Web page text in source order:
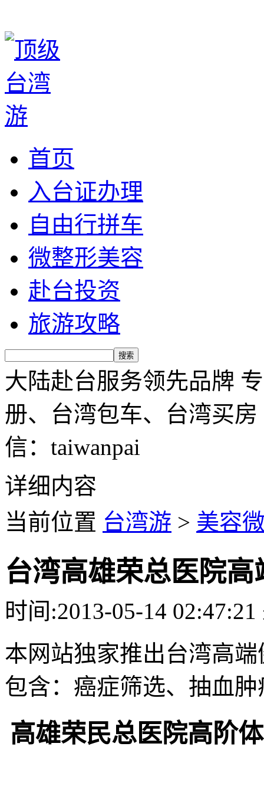
首页
入台证办理
自由行拼车
微整形美容
赴台投资
旅游攻略
大陆赴台服务领先品牌
册、台湾包车、台湾买房
信：taiwanpai
详细内容
当前位置 台湾游 > 美容
台湾高雄荣总医院
时间:2013-05-14 02:47:21
本网站独家推出台湾高
包含：癌症筛选、抽血
高雄荣民总医院高阶